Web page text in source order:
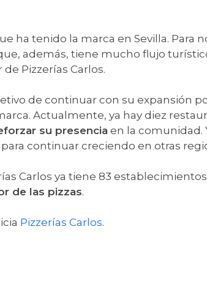
ha tenido la marca en Sevilla.
además, tiene mucho flujo
Pizzerías Carlos.
de continuar con su expansión
Actualmente, ya hay diez
su presenciaen la comunidad.
continuar creciendo en otras
Carlos ya tiene 83
de las pizzas.
Pizzerías Carlos.